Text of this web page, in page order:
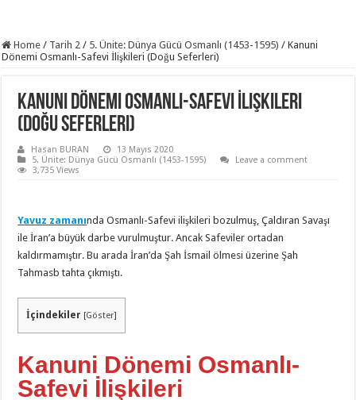
Home / Tarih 2 / 5. Ünite: Dünya Gücü Osmanlı (1453-1595) / Kanuni
Dönemi Osmanlı-Safevi İlişkileri (Doğu Seferleri)
Kanuni Dönemi Osmanlı-Safevi İlişkileri
(Doğu Seferleri)
Hasan BURAN
13 Mayıs 2020
5. Ünite: Dünya Gücü Osmanlı (1453-1595)
Leave a comment
3,735 Views
Yavuz zamanında Osmanlı-Safevi ilişkileri bozulmuş, Çaldıran Savaşı
ile İran’a büyük darbe vurulmuştur. Ancak Safeviler ortadan
kaldırmamıştır. Bu arada İran’da Şah İsmail ölmesi üzerine Şah
Tahmasb tahta çıkmıştı.
İçindekiler [Göster]
Kanuni Dönemi Osmanlı-
Safevi İlişkileri